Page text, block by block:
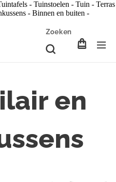
- Tuinstoelen - Tuin - Terras
- Binnen en buiten -
Zoeken
en